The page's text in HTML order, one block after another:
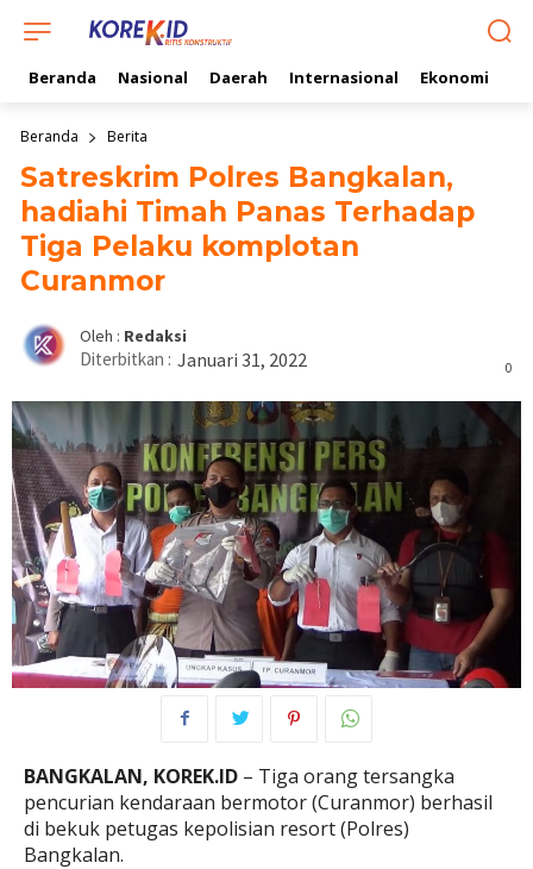
Beranda Nasional Daerah Internasional Ekonomi
Beranda Berita
Satreskrim Polres Bangkalan,
hadiahi Timah Panas Terhadap
Tiga Pelaku komplotan
Curanmor
Oleh : Redaksi
0
Diterbitkan : Januari 31, 2022
BANGKALAN, KOREK.ID – Tiga orang tersangka
pencurian kendaraan bermotor (Curanmor) berhasil
di bekuk petugas kepolisian resort (Polres)
Bangkalan.